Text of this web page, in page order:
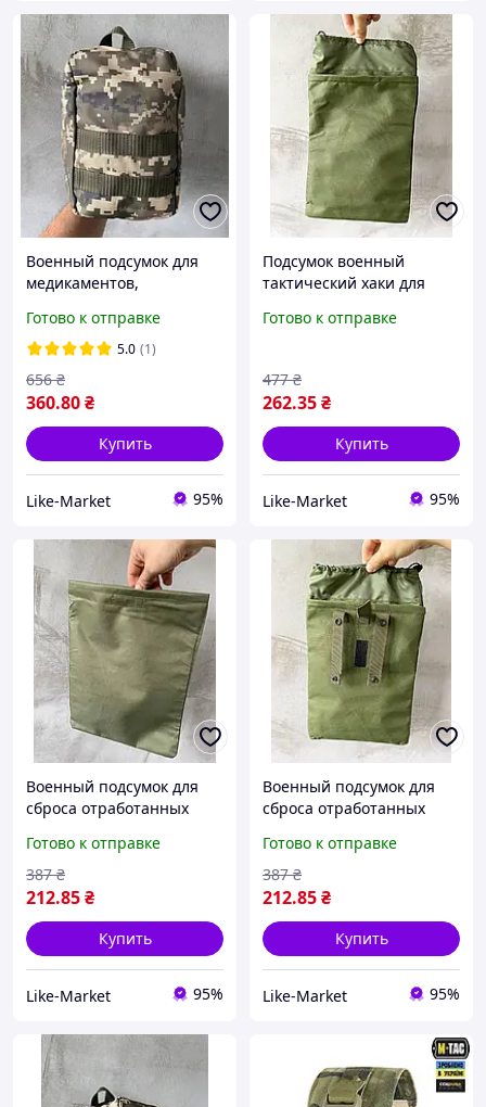
Военный подсумок для
медикаментов,
аптечка-подсумок зсу
пиксель 15х22х11 см
LikeM
Готово к отправке
5.0 (1)
360.80₴
656 ₴
Купить
Like-Market 95%
Подсумок военный
тактический хаки для
отработанных магазинов
LikeM
Готово к отправке
262.35₴
477 ₴
Купить
Like-Market 95%
Военный подсумок для
сброса отработанных
с креплением MOLLE
25.5х35 см LikeM
Готово к отправке
212.85₴
387 ₴
Купить
Like-Market 95%
Военный подсумок для
сброса отработанных
олива с креплением
MOLLE LikeM
Готово к отправке
212.85₴
387 ₴
Купить
Like-Market 95%